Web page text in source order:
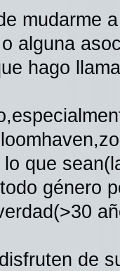
mudarme
alguna
hago
que
género
de